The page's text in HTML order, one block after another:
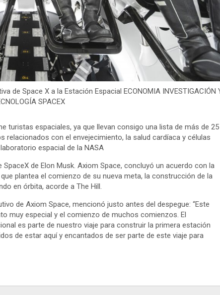
de Space X a la Estación Espacial ECONOMIA INVESTIGACIÓN
SPACEX
turistas espaciales, ya que llevan consigo una lista de más de 25
con el envejecimiento, la salud cardíaca y células
espacial de la NASA
de Elon Musk. Axiom Space, concluyó un acuerdo con la
plantea el comienzo de su nueva meta, la construcción de la
en órbita, acorde a The Hill.
de Axiom Space, mencionó justo antes del despegue: “Este
muy especial y el comienzo de muchos comienzos. El
es parte de nuestro viaje para construir la primera estación
de estar aquí y encantados de ser parte de este viaje para